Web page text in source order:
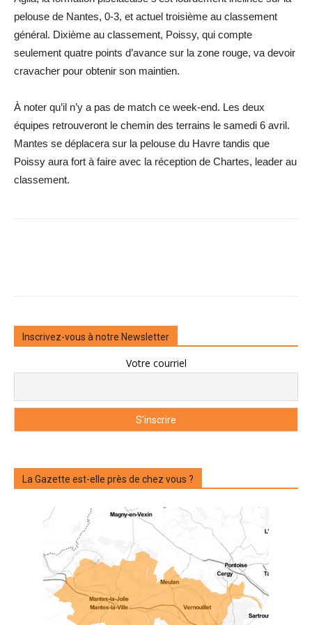
pelouse de Nantes, 0-3, et actuel troisième au classement
général. Dixième au classement, Poissy, qui compte
seulement quatre points d’avance sur la zone rouge, va devoir
cravacher pour obtenir son maintien.
À noter qu’il n’y a pas de match ce week-end. Les deux
équipes retrouveront le chemin des terrains le samedi 6 avril.
Mantes se déplacera sur la pelouse du Havre tandis que
Poissy aura fort à faire avec la réception de Chartes, leader au
classement.
Inscrivez-vous à notre Newsletter
Votre courriel
La Gazette est-elle près de chez vous ?